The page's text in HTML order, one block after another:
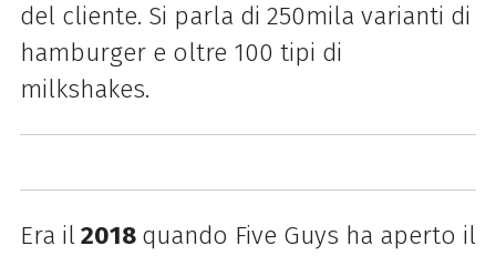
del cliente. Si parla di 250mila varianti di
hamburger e oltre 100 tipi di
milkshakes.
Era il 2018 quando Five Guys ha aperto il